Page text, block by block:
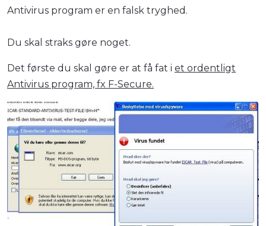
Antivirus program er en falsk tryghed.
Du skal straks gøre noget.
Det første du skal gøre er at få fat i et ordentligt
Antivirus program, fx F-Secure.